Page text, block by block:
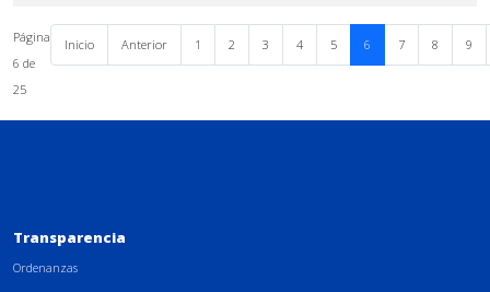
Página
6 de
25
Inicio Anterior 1 2 3 4 5 6 7 8 9
Transparencia
Ordenanzas